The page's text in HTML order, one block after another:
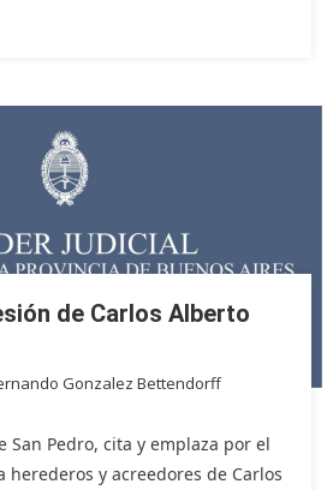
de Carlos Alberto
Gonzalez Bettendorff
San Pedro, cita y emplaza por el
herederos y acreedores de Carlos